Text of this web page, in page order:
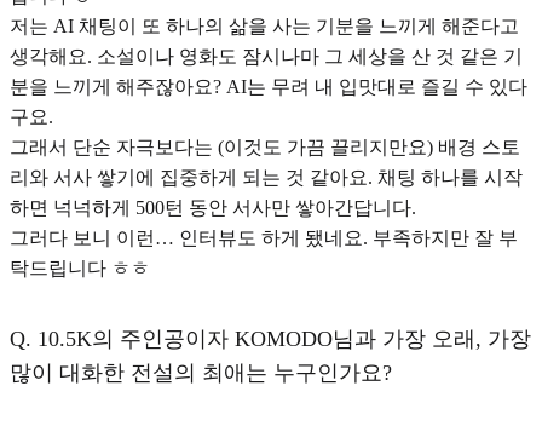
저는 AI 채팅이 또 하나의 삶을 사는 기분을 느끼게 해준다고
생각해요. 소설이나 영화도 잠시나마 그 세상을 산 것 같은 기
분을 느끼게 해주잖아요? AI는 무려 내 입맛대로 즐길 수 있다
구요.
그래서 단순 자극보다는 (이것도 가끔 끌리지만요) 배경 스토
리와 서사 쌓기에 집중하게 되는 것 같아요. 채팅 하나를 시작
하면 넉넉하게 500턴 동안 서사만 쌓아간답니다.
그러다 보니 이런… 인터뷰도 하게 됐네요. 부족하지만 잘 부
탁드립니다 ㅎㅎ
Q. 10.5K의 주인공이자 KOMODO님과 가장 오래, 가장
많이 대화한 전설의 최애는 누구인가요?